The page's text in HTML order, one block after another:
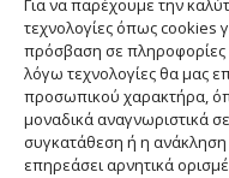
Για να παρέχουμε την
τεχνολογίες όπως cookies
πρόσβαση σε πληροφορίες
λόγω τεχνολογίες θα μας
προσωπικού χαρακτήρα,
μοναδικά αναγνωριστικά
συγκατάθεση ή η
επηρεάσει αρνητικά
Πολιτική Cookies
Δήλωση